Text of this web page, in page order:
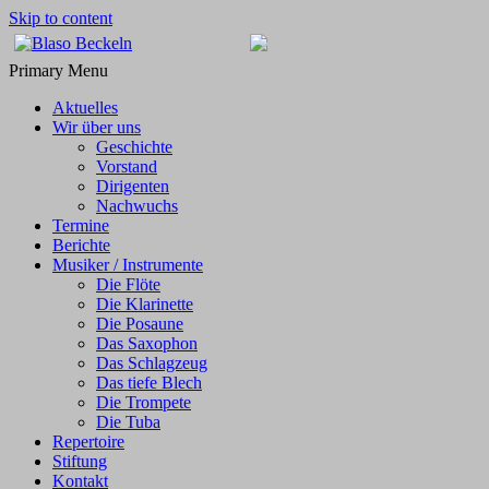
Skip to content
Blaso Beckeln
…mit Freude dabei!
Primary Menu
Aktuelles
Wir über uns
Geschichte
Vorstand
Dirigenten
Nachwuchs
Termine
Berichte
Musiker / Instrumente
Die Flöte
Die Klarinette
Die Posaune
Das Saxophon
Das Schlagzeug
Das tiefe Blech
Die Trompete
Die Tuba
Repertoire
Stiftung
Kontakt